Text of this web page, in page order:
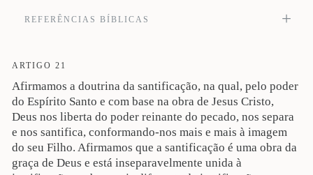
REFERÊNCIAS BÍBLICAS
10:4, 10; 1Co 6:11; 2Co 5.19, 21; Gl 2:16-17; 3:11, 24; 5:4; Ef 1:7; Tt 3:5, 7.
ARTIGO 21
Afirmamos a doutrina da santificação, na qual, pelo poder
do Espírito Santo e com base na obra de Jesus Cristo,
Deus nos liberta do poder reinante do pecado, nos separa
e nos santifica, conformando-nos mais e mais à imagem
do seu Filho. Afirmamos que a santificação é uma obra da
graça de Deus e está inseparavelmente unida à